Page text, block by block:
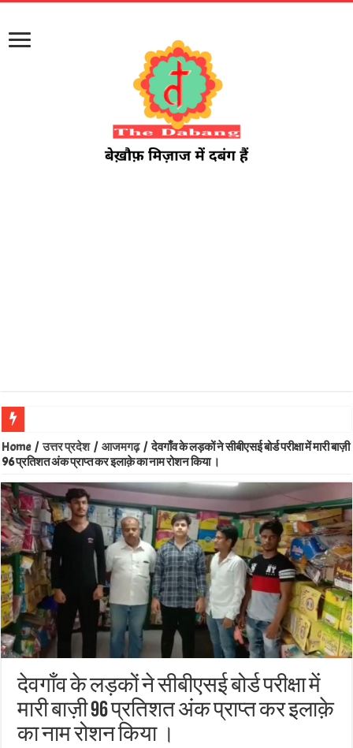
Home / उत्तर प्रदेश / आजमगढ़ / देवगाँव के लड़कों ने सीबीएसई बोर्ड परीक्षा में मारी बाज़ी
96 प्रतिशत अंक प्राप्त कर इलाक़े का नाम रोशन किया ।
देवगाँव के लड़कों ने सीबीएसई बोर्ड परीक्षा में
मारी बाज़ी 96 प्रतिशत अंक प्राप्त कर इलाक़े
का नाम रोशन किया ।